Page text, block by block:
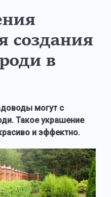
создания
в
могут с
Такое украшение
и эффектно.